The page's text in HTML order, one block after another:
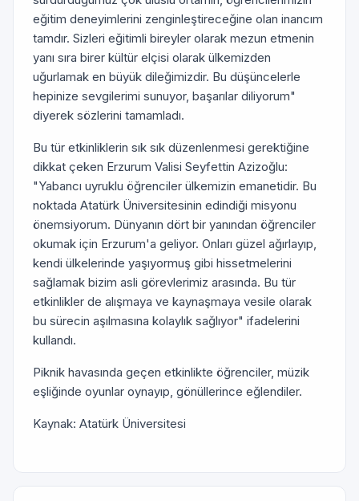
eğitim deneyimlerini zenginleştireceğine olan inancım
tamdır. Sizleri eğitimli bireyler olarak mezun etmenin
yanı sıra birer kültür elçisi olarak ülkemizden
uğurlamak en büyük dileğimizdir. Bu düşüncelerle
hepinize sevgilerimi sunuyor, başarılar diliyorum"
diyerek sözlerini tamamladı.
Bu tür etkinliklerin sık sık düzenlenmesi gerektiğine
dikkat çeken Erzurum Valisi Seyfettin Azizoğlu:
"Yabancı uyruklu öğrenciler ülkemizin emanetidir. Bu
noktada Atatürk Üniversitesinin edindiği misyonu
önemsiyorum. Dünyanın dört bir yanından öğrenciler
okumak için Erzurum'a geliyor. Onları güzel ağırlayıp,
kendi ülkelerinde yaşıyormuş gibi hissetmelerini
sağlamak bizim asli görevlerimiz arasında. Bu tür
etkinlikler de alışmaya ve kaynaşmaya vesile olarak
bu sürecin aşılmasına kolaylık sağlıyor" ifadelerini
kullandı.
Piknik havasında geçen etkinlikte öğrenciler, müzik
eşliğinde oyunlar oynayıp, gönüllerince eğlendiler.
Kaynak: Atatürk Üniversitesi